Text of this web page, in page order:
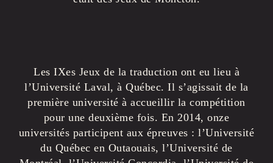
Les IXes Jeux de la traduction ont eu lieu à
l’Université Laval, à Québec. Il s’agissait de la
première université à accueillir la compétition
pour une deuxième fois. En 2014, onze
universités participent aux épreuves : l’Université
du Québec en Outaouais, l’Université de